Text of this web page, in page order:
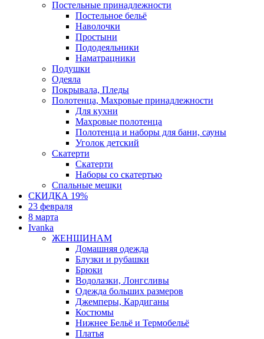
Постельные принадлежности
Постельное бельё
Наволочки
Простыни
Пододеяльники
Наматрацники
Подушки
Одеяла
Покрывала, Пледы
Полотенца, Махровые принадлежности
Для кухни
Махровые полотенца
Полотенца и наборы для бани, сауны
Уголок детский
Скатерти
Скатерти
Наборы со скатертью
Спальные мешки
СКИДКА 19%
23 февраля
8 марта
Ivanka
ЖЕНЩИНАМ
Домашняя одежда
Блузки и рубашки
Брюки
Водолазки, Лонгсливы
Одежда больших размеров
Джемперы, Кардиганы
Костюмы
Нижнее Бельё и Термобельё
Платья